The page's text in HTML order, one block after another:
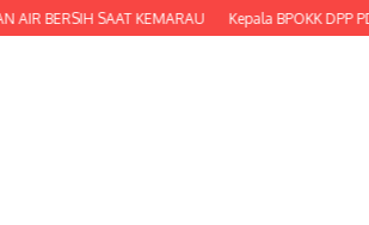
SAAT KEMARAU Kepala BPOKK DPP PDRI